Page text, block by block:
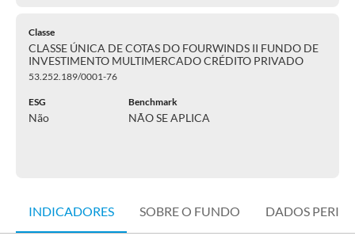
Classe
CLASSE ÚNICA DE COTAS DO FOURWINDS II FUNDO DE
INVESTIMENTO MULTIMERCADO CRÉDITO PRIVADO
53.252.189/0001-76
ESG
Não
Benchmark
NÃO SE APLICA
INDICADORES SOBRE O FUNDO DADOS